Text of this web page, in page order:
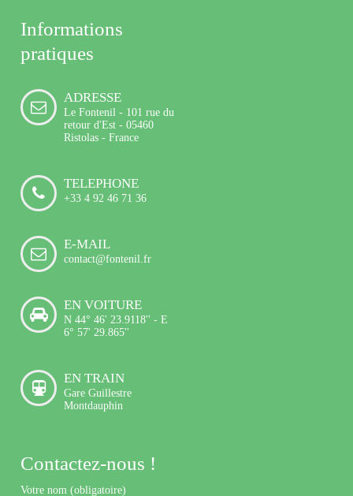
Informations
pratiques
ADRESSE
Le Fontenil - 101 rue du
retour d'Est - 05460
Ristolas - France
TELEPHONE
+33 4 92 46 71 36
E-MAIL
contact@fontenil.fr
EN VOITURE
N 44° 46' 23.9118'' - E
6° 57' 29.865''
EN TRAIN
Gare Guillestre
Montdauphin
Contactez-nous !
Votre nom (obligatoire)